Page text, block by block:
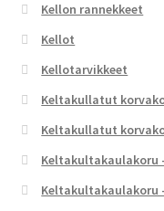
Kellon rannekkeet
Kellot
Kellotarvikkeet
Keltakullatut
Keltakullatut
Keltakultakaulakoru
Keltakultakaulakoru